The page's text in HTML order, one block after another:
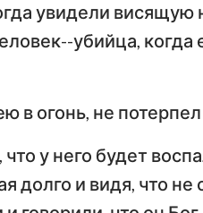
Паралипоменон
Песней
увидели висящую
убийца,
в огонь, не
у него будет
долго и видя, что